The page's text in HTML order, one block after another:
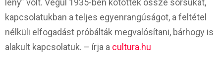
lény” volt. Végül 1935-ben kötötték össze sorsukat,
kapcsolatukban a teljes egyenrangúságot, a feltétel
nélküli elfogadást próbálták megvalósítani, bárhogy is
alakult kapcsolatuk. – írja a cultura.hu